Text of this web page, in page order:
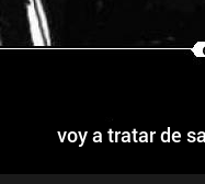
voy a tratar de